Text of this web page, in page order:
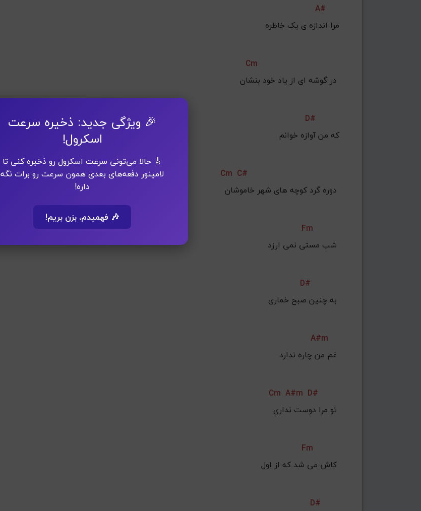
🎉 ویژگی جدید: ذخیره سرعت
اسکرول!
🎸 حالا می‌تونی سرعت اسکرول رو ذخیره کنی تا
لامینور دفعه‌های بعدی همون سرعت رو برات نگه
داره!
🎶 فهمیدم، بزن بریم!
A#
Cm
D#
Cm C#
Fm
D#
A#m
Cm A#m D#
Fm
D#